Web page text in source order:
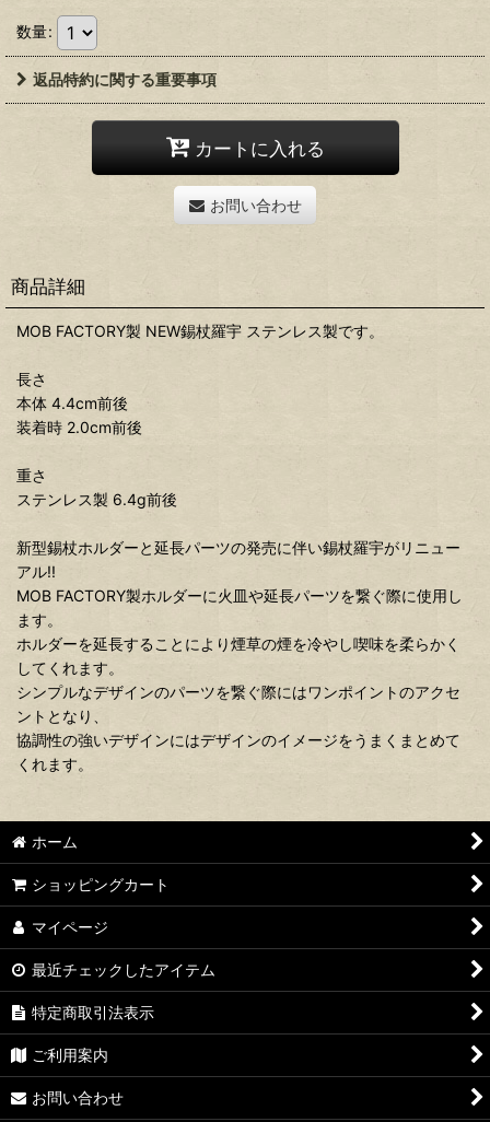
数量:
返品特約に関する重要事項
カートに入れる
お問い合わせ
商品詳細
MOB FACTORY製 NEW錫杖羅宇 ステンレス製です。
長さ
本体 4.4cm前後
装着時 2.0cm前後
重さ
ステンレス製 6.4g前後
新型錫杖ホルダーと延長パーツの発売に伴い錫杖羅宇がリニュー
アル!!
MOB FACTORY製ホルダーに火皿や延長パーツを繋ぐ際に使用し
ます。
ホルダーを延長することにより煙草の煙を冷やし喫味を柔らかく
してくれます。
シンプルなデザインのパーツを繋ぐ際にはワンポイントのアクセ
ントとなり、
協調性の強いデザインにはデザインのイメージをうまくまとめて
くれます。
ホーム
ショッピングカート
マイページ
最近チェックしたアイテム
特定商取引法表示
ご利用案内
お問い合わせ